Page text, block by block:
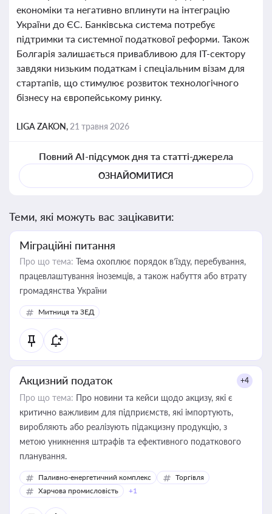
економіки та негативно вплинути на інтеграцію
України до ЄС. Банківська система потребує
підтримки та системної податкової реформи. Також
Болгарія залишається привабливою для ІТ-сектору
завдяки низьким податкам і спеціальним візам для
стартапів, що стимулює розвиток технологічного
бізнесу на європейському ринку.
LIGA ZAKON, 21 травня 2026
Повний AI-підсумок дня та статті-джерела
ОЗНАЙОМИТИСЯ
Теми, які можуть вас зацікавити:
Міграційні питання
Про що тема: Тема охоплює порядок в’їзду, перебування,
працевлаштування іноземців, а також набуття або втрату
громадянства України
Митниця та ЗЕД
Акцизний податок +4
Про що тема: Про новини та кейси щодо акцизу, які є
критично важливим для підприємств, які імпортують,
виробляють або реалізують підакцизну продукцію, з
метою уникнення штрафів та ефективного податкового
планування.
Паливно-енергетичний комплекс
Торгівля
Харчова промисловість
+1